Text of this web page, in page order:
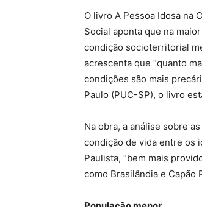
O livro A Pessoa Idosa na
Social aponta que na
condição socioterritorial
acrescenta que “quanto
condições são mais
Paulo (PUC-SP), o livro
Na obra, a análise sobre
condição de vida entre os
Paulista, “bem mais
como Brasilândia e Capão